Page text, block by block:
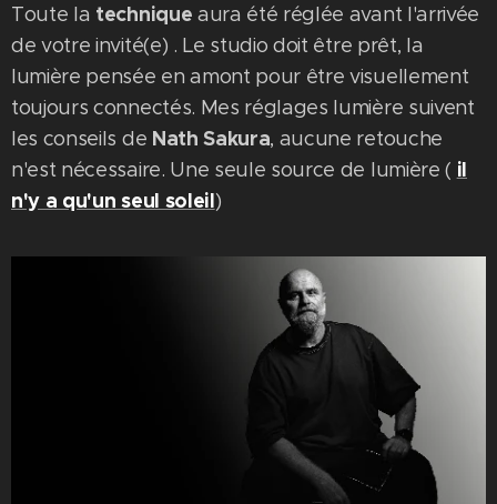
Toute la technique aura été réglée avant l'arrivée
de votre invité(e) . Le studio doit être prêt, la
lumière pensée en amont pour être visuellement
toujours connectés. Mes réglages lumière suivent
les conseils de Nath Sakura, aucune retouche
n'est nécessaire. Une seule source de lumière ( il
n'y a qu'un seul soleil)